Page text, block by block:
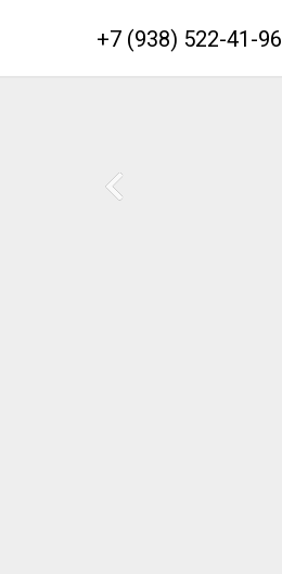
+7 (938) 522-41-96